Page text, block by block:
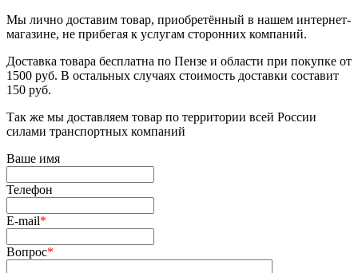
Мы лично доставим товар, приобретённый в нашем интернет-
магазине, не прибегая к услугам сторонних компаний.
Доставка товара бесплатна по Пензе и области при покупке от
1500 руб. В остальных случаях стоимость доставки составит
150 руб.
Так же мы доставляем товар по территории всей России
силами транспортных компаний
Ваше имя
Телефон
E-mail*
Вопрос*